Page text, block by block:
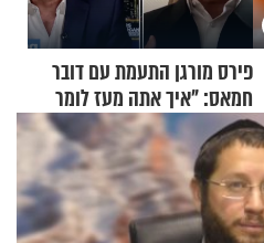
פירס מורגן התעמת עם דובר
חמאס: "איך אתה מעז לומר
שלא ביצעתם פשעי מלחמה?!"